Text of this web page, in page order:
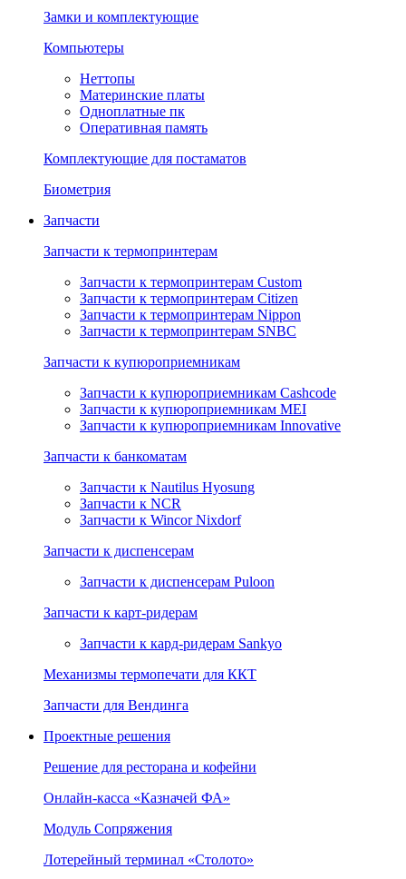
Замки и комплектующие
Компьютеры
Неттопы
Материнские платы
Одноплатные пк
Оперативная память
Комплектующие для постаматов
Биометрия
Запчасти
Запчасти к термопринтерам
Запчасти к термопринтерам Custom
Запчасти к термопринтерам Citizen
Запчасти к термопринтерам Nippon
Запчасти к термопринтерам SNBC
Запчасти к купюроприемникам
Запчасти к купюроприемникам Cashcode
Запчасти к купюроприемникам MEI
Запчасти к купюроприемникам Innovative
Запчасти к банкоматам
Запчасти к Nautilus Hyosung
Запчасти к NCR
Запчасти к Wincor Nixdorf
Запчасти к диспенсерам
Запчасти к диспенсерам Puloon
Запчасти к карт-ридерам
Запчасти к кард-ридерам Sankyo
Механизмы термопечати для ККТ
Запчасти для Вендинга
Проектные решения
Решение для ресторана и кофейни
Онлайн‑касса «Казначей ФА»
Модуль Сопряжения
Лотерейный терминал «Столото»